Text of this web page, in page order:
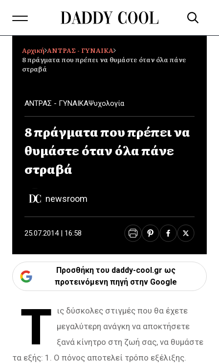
Αρχική ΑΝΤΡΑΣ - ΓΥΝΑΙΚΑ
8 πράγματα που πρέπει να θυμάστε όταν όλα πάνε
στραβά
ΑΝΤΡΑΣ - ΓΥΝΑΙΚΑΨυχολογία
8 πράγματα που πρέπει να
θυμάστε όταν όλα πάνε
στραβά
newsroom
25.07.2014 | 16:58
Προσθήκη του daddy-cool.gr ως
προτεινόμενη πηγή στην Google
Τ
ις δύσκολες στιγμές που θα έχετε
μεγαλύτερη ανάγκη να αποκτήσετε
ξανά κίνητρο στη ζωή σας, να θυμάστε
τα εξής: 1. Ο πόνος αποτελεί τρόπο εξέλιξης.